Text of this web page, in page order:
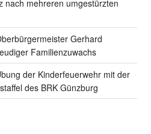
nach mehreren umgestürzten
Gerhard
Familienzuwachs
der Kinderfeuerwehr mit der
des BRK Günzburg